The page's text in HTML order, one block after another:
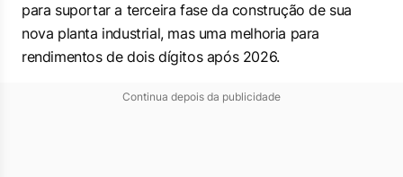
para suportar a terceira fase da construção de sua
nova planta industrial, mas uma melhoria para
rendimentos de dois dígitos após 2026.
Continua depois da publicidade